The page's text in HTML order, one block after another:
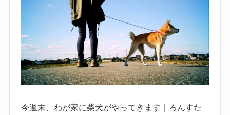
今週末、わが家に柴犬がやってきます｜ろんすた